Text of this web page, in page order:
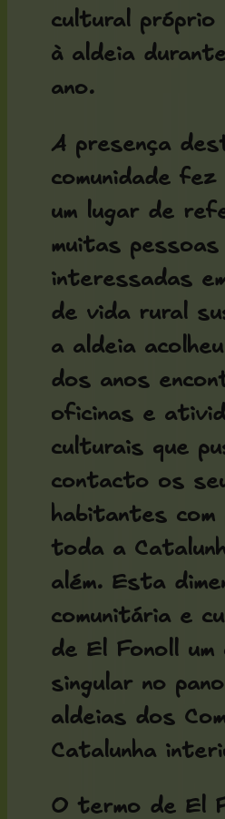
cultural próprio
à aldeia
ano.
A presença
comunidade
um lugar de
muitas pessoas
interessadas
de vida rural
a aldeia
dos anos
oficinas e
culturais que
contacto os
habitantes com
toda a
além. Esta
comunitária e
de El Fonoll um
singular no
aldeias dos
Catalunha
O termo de El